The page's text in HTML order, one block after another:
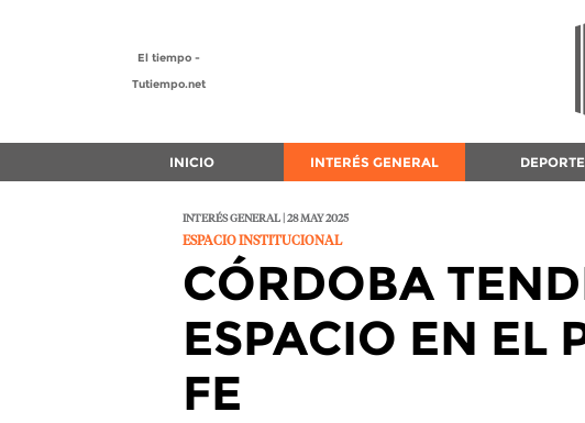
El tiempo -
Tutiempo.net
INICIO INTERÉS GENERAL
INTERÉS GENERAL | 28 MAY 2025
ESPACIO INSTITUCIONAL
CÓRDOBA
ESPACIO EN EL
FE